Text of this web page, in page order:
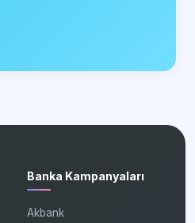
Banka Kampanyaları
Akbank